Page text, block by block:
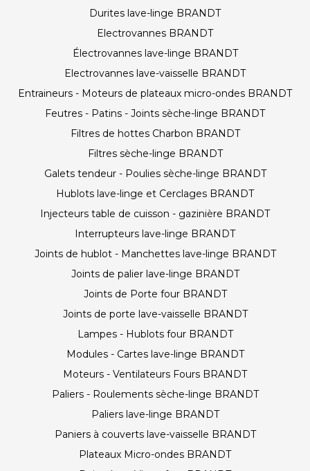
Durites lave-linge BRANDT
Electrovannes BRANDT
Électrovannes lave-linge BRANDT
Electrovannes lave-vaisselle BRANDT
Entraineurs - Moteurs de plateaux micro-ondes BRANDT
Feutres - Patins - Joints sèche-linge BRANDT
Filtres de hottes Charbon BRANDT
Filtres sèche-linge BRANDT
Galets tendeur - Poulies sèche-linge BRANDT
Hublots lave-linge et Cerclages BRANDT
Injecteurs table de cuisson - gazinière BRANDT
Interrupteurs lave-linge BRANDT
Joints de hublot - Manchettes lave-linge BRANDT
Joints de palier lave-linge BRANDT
Joints de Porte four BRANDT
Joints de porte lave-vaisselle BRANDT
Lampes - Hublots four BRANDT
Modules - Cartes lave-linge BRANDT
Moteurs - Ventilateurs Fours BRANDT
Paliers - Roulements sèche-linge BRANDT
Paliers lave-linge BRANDT
Paniers à couverts lave-vaisselle BRANDT
Plateaux Micro-ondes BRANDT